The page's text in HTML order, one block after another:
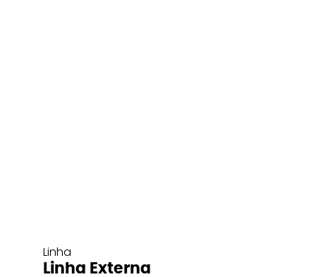
Linha
Linha Externa